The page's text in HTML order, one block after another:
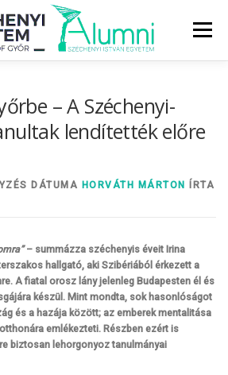
Menü
– A Széchenyi-
lendítették előre
DÁTUMA HORVÁTH MÁRTON ÍRTA
– summázza széchenyis éveit Irina
hallgató, aki Szibériából érkezett a
A fiatal orosz lány jelenleg Budapesten él és
készül. Mint mondta, sok hasonlóságot
és a hazája között; az emberek mentalitása
emlékezteti. Részben ezért is
biztosan lehorgonyoz tanulmányai